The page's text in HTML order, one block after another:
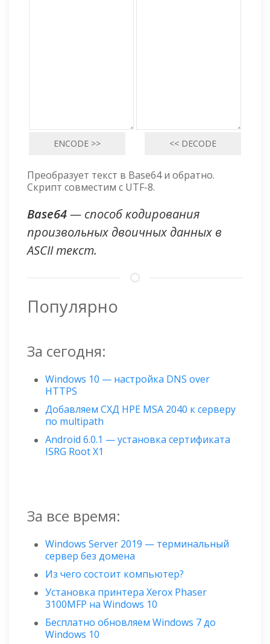
Преобразует текст в Base64 и обратно.
Скрипт совместим с UTF-8.
Base64— способ кодирования
произвольных двоичных данных в
ASCII текст.
Популярно
За сегодня:
Windows 10 — настройка DNS over
HTTPS
Добавляем СХД HPE MSA 2040 к серверу
по multipath
Android 6.0.1 — установка сертификата
ISRG Root X1
За все время:
Windows Server 2019 — терминальный
сервер без домена
Из чего состоит компьютер?
Установка принтера Xerox Phaser
3100MFP на Windows 10
Бесплатно обновляем Windows 7 до
Windows 10